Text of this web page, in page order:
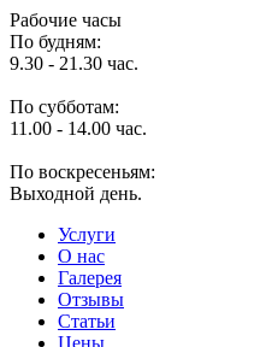
Рабочие часы
По будням:
9.30 - 21.30 час.
По субботам:
11.00 - 14.00 час.
По воскресеньям:
Выходной день.
Услуги
O нас
Галерея
Отзывы
Статьи
Цены